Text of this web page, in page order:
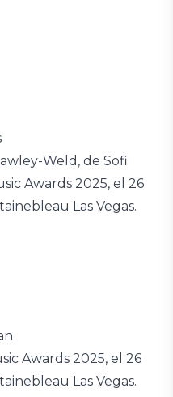
Weld, de Sofi
Awards 2025, el 26
Las Vegas.
Awards 2025, el 26
Las Vegas.